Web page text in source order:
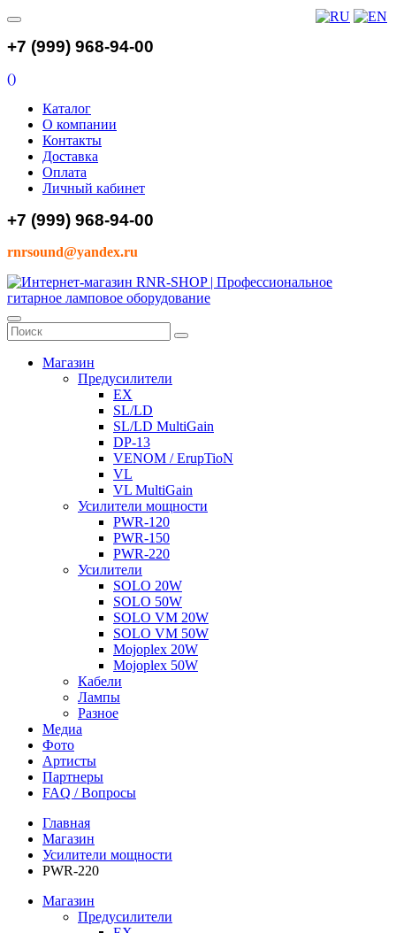
+7 (999) 968-94-00
()
Каталог
О компании
Контакты
Доставка
Оплата
Личный кабинет
+7 (999) 968-94-00
rnrsound@yandex.ru
Магазин
Предусилители
EX
SL/LD
SL/LD MultiGain
DP-13
VENOM / ErupTioN
VL
VL MultiGain
Усилители мощности
PWR-120
PWR-150
PWR-220
Усилители
SOLO 20W
SOLO 50W
SOLO VM 20W
SOLO VM 50W
Mojoplex 20W
Mojoplex 50W
Кабели
Лампы
Разное
Медиа
Фото
Артисты
Партнеры
FAQ / Вопросы
Главная
Магазин
Усилители мощности
PWR-220
Магазин
Предусилители